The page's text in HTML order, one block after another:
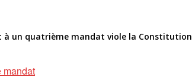
à un quatrième mandat viole la